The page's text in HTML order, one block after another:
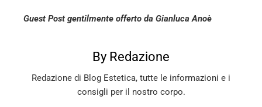
Guest Post gentilmente offerto da Gianluca Anoè
By Redazione
Redazione di Blog Estetica, tutte le informazioni e i
consigli per il nostro corpo.